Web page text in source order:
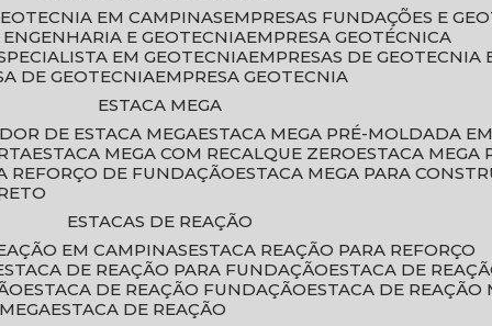
EM CAMPINAS
EMPRESAS FUNDAÇÕES E
ENGENHARIA E GEOTECNIA EMPRESA GEOTÉCNICA
EM GEOTECNIA EMPRESAS DE GEOTECNIA
DE GEOTECNIA EMPRESA GEOTECNIA
ESTACA MEGA
DE ESTACA MEGA ESTACA MEGA PRÉ-MOLDADA
ESTACA MEGA COM RECALQUE ZERO
ESTACA
REFORÇO DE FUNDAÇÃO
ESTACA MEGA PARA
ESTACAS DE REAÇÃO
EM CAMPINAS
ESTACA REAÇÃO PARA REFORÇO
ESTACA DE REAÇÃO PARA FUNDAÇÃO
ESTACA DE
ESTACA DE REAÇÃO FUNDAÇÃO
ESTACA DE REAÇÃO
ESTACA DE REAÇÃO